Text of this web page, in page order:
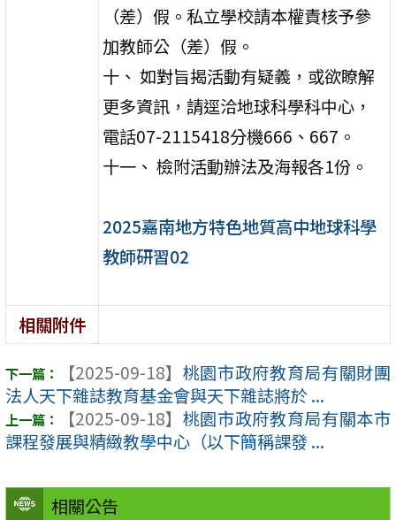
相關公告
（差）假。私立學校請本權責核予參
加教師公（差）假。
十、 如對旨揭活動有疑義，或欲瞭解
更多資訊，請逕洽地球科學科中心，
電話07-2115418分機666、667。
十一、 檢附活動辦法及海報各1份。
2025嘉南地方特色地質高中地球科學
教師研習02
相關附件
【2025-09-18】 桃園市政府教育局有關財團
法人天下雜誌教育基金會與天下雜誌將於 ...
【2025-09-18】 桃園市政府教育局有關本市
課程發展與精緻教學中心（以下簡稱課發 ...